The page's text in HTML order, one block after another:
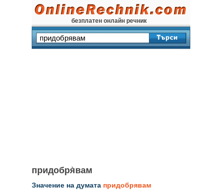
безплатен онлайн речник
придобря̀вам
Значение на думата придобрявам